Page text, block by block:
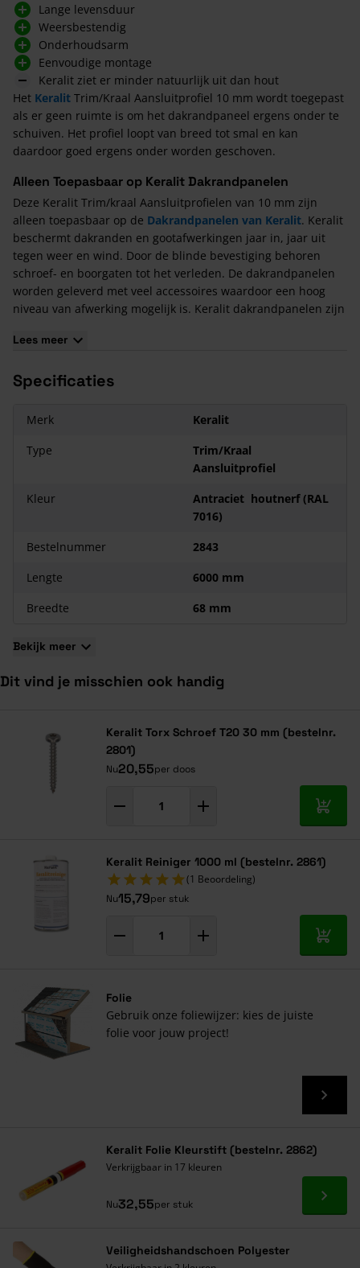
Lange levensduur
Weersbestendig
Onderhoudsarm
Eenvoudige montage
Keralit ziet er minder natuurlijk uit dan hout
Het Keralit Trim/Kraal Aansluitprofiel 10 mm wordt toegepast
als er geen ruimte is om het dakrandpaneel ergens onder te
schuiven. Het profiel loopt van breed tot smal en kan
daardoor goed ergens onder worden geschoven.
Alleen Toepasbaar op Keralit Dakrandpanelen
Deze Keralit Trim/kraal Aansluitprofielen van 10 mm zijn
alleen toepasbaar op de Dakrandpanelen van Keralit. Keralit
beschermt dakranden en gootafwerkingen jaar in, jaar uit
tegen weer en wind. Door de blinde bevestiging behoren
schroef- en boorgaten tot het verleden. De dakrandpanelen
worden geleverd met veel accessoires waardoor een hoog
niveau van afwerking mogelijk is. Keralit dakrandpanelen zijn
bijvoorbeeld de afwerking van een overstek of gevel.
Voordelen van Keralit Trim/Kraal Aansluitprofiel
Toepasbaar op keralit dakrandpanelen
Je hoeft nooit meer te schilderen
Een keur aan klassieke en eigentijdse kleuren en dessins zijn
beschikbaar
Keralit heeft een bijzonder lange levensduur
Het kunststof materiaal is kleurvast en weerbestendig
Door de lange levensduur en minder gebruik van verf
bijzonder milieuvriendelijk
Lees meer
Specificaties
Merk
Keralit
Type
Trim/Kraal
Aansluitprofiel
Kleur
Antraciet houtnerf (RAL
7016)
Bestelnummer
2843
Lengte
6000 mm
Breedte
68 mm
Bekijk meer
Dit vind je misschien ook handig
Keralit Torx Schroef T20 30 mm (bestelnr.
2801)
Nu20,55per doos
In
Keralit Reiniger 1000 ml (bestelnr. 2861)
(1 Beoordeling)
Nu15,79per stuk
In
Folie
Gebruik onze foliewijzer: kies de juiste
folie voor jouw project!
Keralit Folie Kleurstift (bestelnr. 2862)
Verkrijgbaar in 17 kleuren
Nu32,55per stuk Ga
Veiligheidshandschoen Polyester